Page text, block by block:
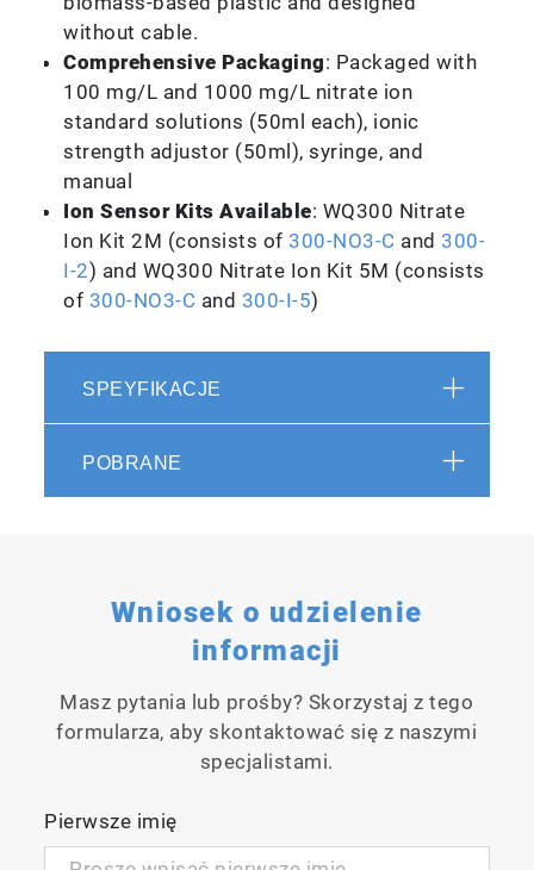
without cable.
Comprehensive Packaging: Packaged with
100 mg/L and 1000 mg/L nitrate ion
standard solutions (50ml each), ionic
strength adjustor (50ml), syringe, and
manual
Ion Sensor Kits Available: WQ300 Nitrate
Ion Kit 2M (consists of 300-NO3-C and 300-
I-2) and WQ300 Nitrate Ion Kit 5M (consists
of 300-NO3-C and 300-I-5)
SPEYFIKACJE
POBRANE
Wniosek o udzielenie
informacji
Masz pytania lub prośby? Skorzystaj z tego
formularza, aby skontaktować się z naszymi
specjalistami.
Pierwsze imię